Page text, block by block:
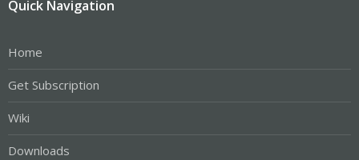
Quick Navigation
Home
Get Subscription
Wiki
Downloads